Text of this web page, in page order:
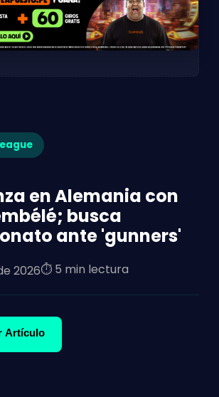
en Alemania con
busca
ante 'gunners'
2026⏱️ 5 min lectura
Artículo